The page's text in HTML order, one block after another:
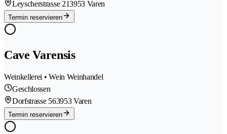
Leyscherstrasse 213953 Varen
Termin reservieren
Cave Varensis
Weinkellerei • Wein Weinhandel
Geschlossen
Dorfstrasse 563953 Varen
Termin reservieren